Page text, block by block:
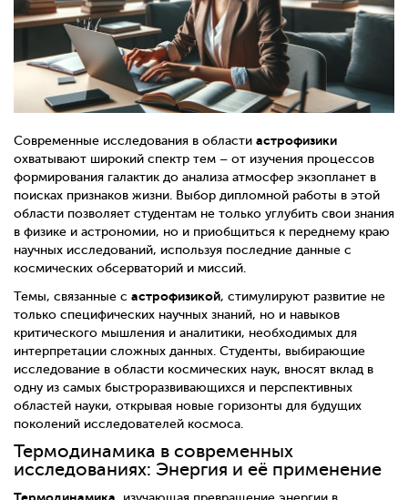
Современные исследования в области астрофизики
охватывают широкий спектр тем – от изучения процессов
формирования галактик до анализа атмосфер экзопланет в
поисках признаков жизни. Выбор дипломной работы в этой
области позволяет студентам не только углубить свои знания
в физике и астрономии, но и приобщиться к переднему краю
научных исследований, используя последние данные с
космических обсерваторий и миссий.
Темы, связанные с астрофизикой, стимулируют развитие не
только специфических научных знаний, но и навыков
критического мышления и аналитики, необходимых для
интерпретации сложных данных. Студенты, выбирающие
исследование в области космических наук, вносят вклад в
одну из самых быстроразвивающихся и перспективных
областей науки, открывая новые горизонты для будущих
поколений исследователей космоса.
Термодинамика в современных
исследованиях: Энергия и её применение
Термодинамика